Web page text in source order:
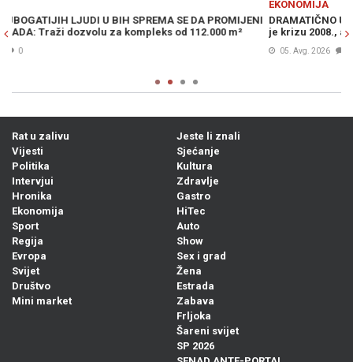
DRAMATIČNO UPOZORENJE POZNATOG INVESTITORA: Predvidio
je krizu 2008., a sad kaže da je moguć krah poput onog iz 1987.
Rat u zalivu
Vijesti
Politika
Intervjui
Hronika
Ekonomija
Sport
Regija
Evropa
Svijet
Društvo
Mini market
Jeste li znali
Sjećanje
Kultura
Zdravlje
Gastro
HiTec
Auto
Show
Sex i grad
Žena
Estrada
Zabava
Frljoka
Šareni svijet
SP 2026